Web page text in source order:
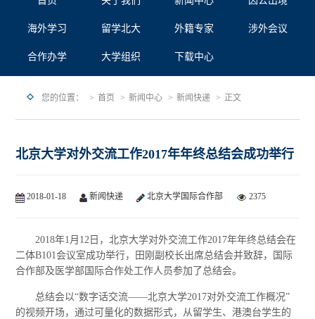
海外学习 留学北大 外籍专家 涉外会议
合作办学 大学组织 下载中心
您的位置： 首页 新闻中心 新闻快递 正文
北京大学对外交流工作2017年年终总结会成功举行
2018-01-18 新闻快递 北京大学国际合作部 2375
2018年1月12日，北京大学对外交流工作2017年年终总结会在
二体B101会议室成功举行，田刚副校长出席总结会并致辞，国际
合作部及医学部国际合作处工作人员参加了总结会。
总结会以“数字话交流——北京大学2017对外交流工作概况”
的视频开场，通过可量化的数据形式，从留学生、港澳台学生的